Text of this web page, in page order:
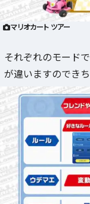
マリオカート ツアー
それぞれのモード
が違いますのでき